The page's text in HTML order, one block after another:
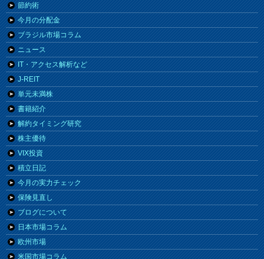
節約術
今月の分配金
ブラジル市場コラム
ニュース
IT・アクセス解析など
J-REIT
単元未満株
書籍紹介
解約タイミング研究
株主優待
VIX投資
積立日記
今月の実力チェック
保険見直し
ブログについて
日本市場コラム
欧州市場
米国市場コラム